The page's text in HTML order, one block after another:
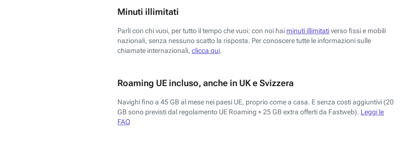
Minuti illimitati
Parli con chi vuoi, per tutto il tempo che vuoi: con noi hai minuti illimitativerso fissi e mobili
nazionali, senza nessuno scatto la risposta. Per conoscere tutte le informazioni sulle
chiamate internazionali, clicca qui.
Roaming UE incluso, anche in UK e Svizzera
Navighi fino a 45 GB al mese nei paesi UE, proprio come a casa. E senza costi aggiuntivi (20
GB sono previsti dal regolamento UE Roaming + 25 GB extra offerti da Fastweb). Leggi le
FAQ